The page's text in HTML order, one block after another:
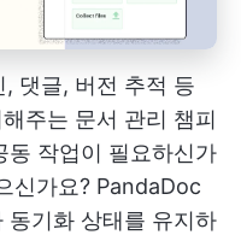
댓글, 버전 추적 등
주는 문서 관리 챔피
동 작업이 필요하신가
신가요? PandaDoc
동기화 상태를 유지하